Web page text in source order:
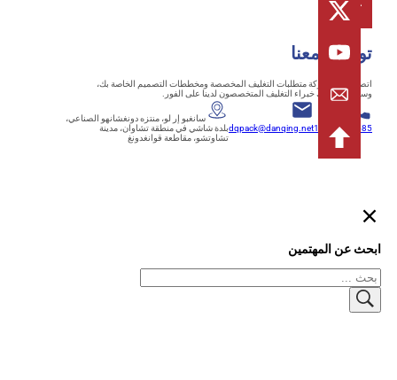
معنا
بنا لمشاركة متطلبات التغليف المخصصة ومخططات التصميم الخاصة بك،
معك خبراء التغليف المتخصصون لدينا على الفور.
+86-
dqpack@danqing.net
سانغبو إر لو، منتزه دونغشانهو الصناعي،
بلدة شاشي في منطقة تشاوان، مدينة
تشاوتشو، مقاطعة قوانغدونغ
عن المهتمين